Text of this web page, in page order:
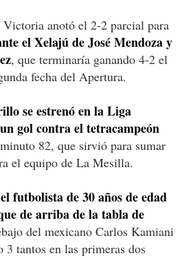
anotó el 2-2 parcial para
el Xelajú de José Mendoza y
, que terminaría ganando 4-2 el
fecha del Apertura.
se estrenó en la Liga
gol contra el tetracampeón
82, que sirvió para sumar
el equipo de La Mesilla.
el futbolista de 30 años de edad
de arriba de la tabla de
del mexicano Carlos Kamiani
tantos en las primeras dos